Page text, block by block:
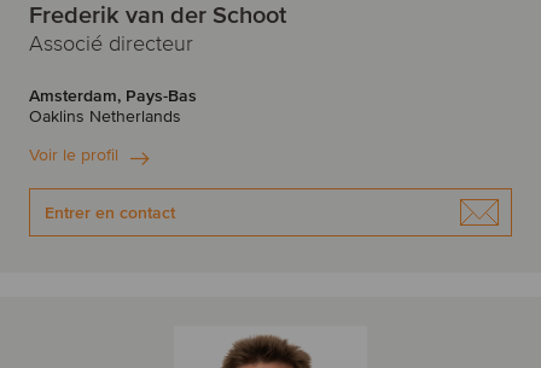
Frederik van der Schoot
Associé directeur
Amsterdam, Pays-Bas
Oaklins Netherlands
Voir le profil
Entrer en contact